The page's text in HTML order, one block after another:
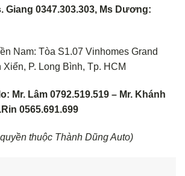
Giang 0347.303.303, Ms Dương:
Nam: Tòa S1.07 Vinhomes Grand
Xiển, P. Long Bình, Tp. HCM
Mr. Lâm 0792.519.519 – Mr. Khánh
0565.691.699
thuộc Thành Dũng Auto)